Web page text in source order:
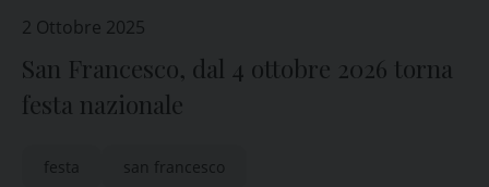
2 Ottobre 2025
San Francesco, dal 4 ottobre 2026 torna
festa nazionale
festa san francesco